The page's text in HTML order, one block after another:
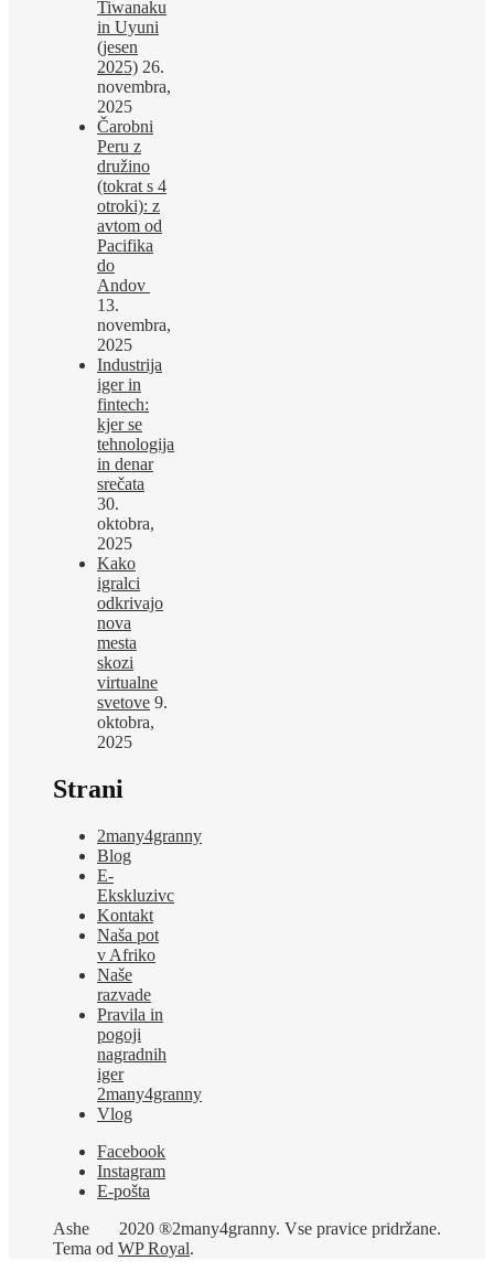
Tiwanaku
in Uyuni
(jesen
2025) 26.
novembra,
2025
Čarobni
Peru z
družino
(tokrat s 4
otroki): z
avtom od
Pacifika
do
Andov
13.
novembra,
2025
Industrija
iger in
fintech:
kjer se
tehnologija
in denar
srečata
30.
oktobra,
2025
Kako
igralci
odkrivajo
nova
mesta
skozi
virtualne
svetove 9.
oktobra,
2025
Strani
2many4granny
Blog
E-
Ekskluzivc
Kontakt
Naša pot
v Afriko
Naše
razvade
Pravila in
pogoji
nagradnih
iger
2many4granny
Vlog
Facebook
Instagram
E-pošta
2020 ®2many4granny. Vse pravice pridržane.
Ashe
Tema od WP Royal.